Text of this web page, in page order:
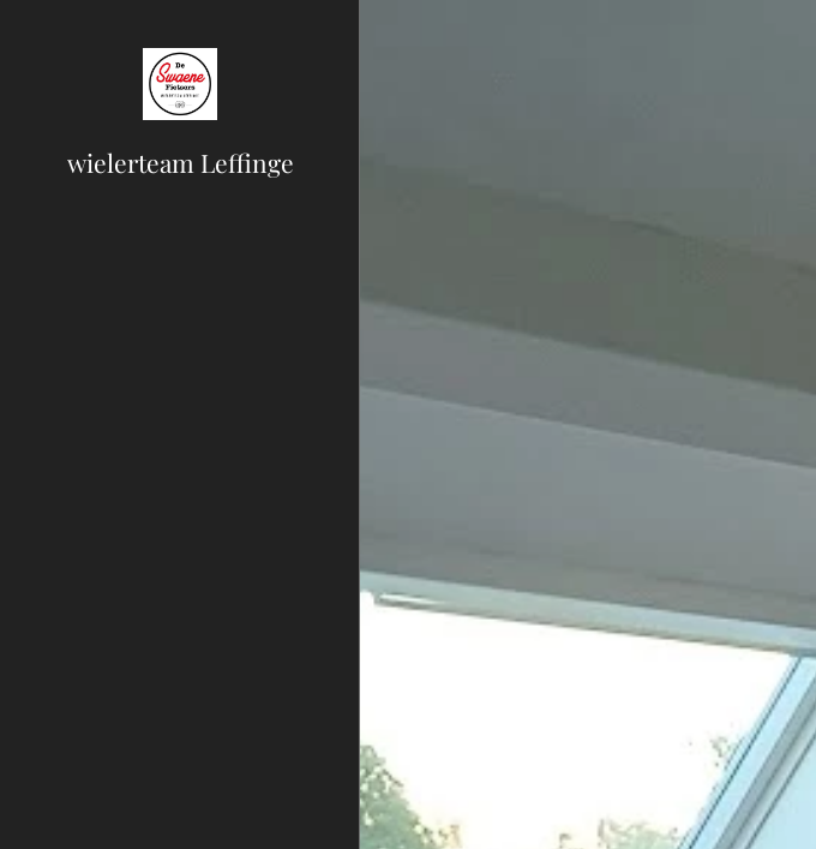
wielerteam Leffinge